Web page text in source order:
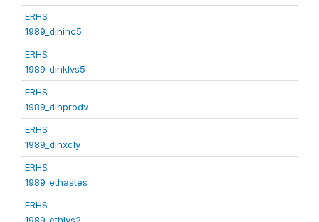
ERHS
1989_dininc5
ERHS
1989_dinklvs5
ERHS
1989_dinprodv
ERHS
1989_dinxcly
ERHS
1989_ethastes
ERHS
1989_ethlvs2